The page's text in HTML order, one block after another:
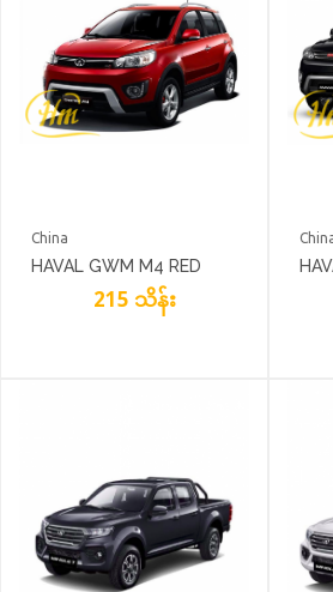
China
HAVAL GWM M4 RED
215 သိန်း